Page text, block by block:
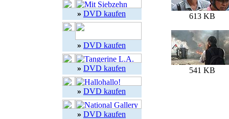
» DVD kaufen
» DVD kaufen
» DVD kaufen
» DVD kaufen
» DVD kaufen
613 KB
541 KB